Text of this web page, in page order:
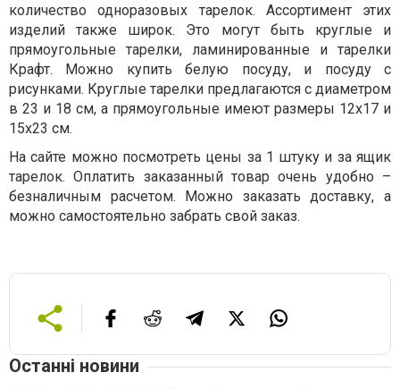
количество одноразовых тарелок. Ассортимент этих
изделий также широк. Это могут быть круглые и
прямоугольные тарелки, ламинированные и тарелки
Крафт. Можно купить белую посуду, и посуду с
рисунками. Круглые тарелки предлагаются с диаметром
в 23 и 18 см, а прямоугольные имеют размеры 12х17 и
15х23 см.
На сайте можно посмотреть цены за 1 штуку и за ящик
тарелок. Оплатить заказанный товар очень удобно –
безналичным расчетом. Можно заказать доставку, а
можно самостоятельно забрать свой заказ.
Останні новини